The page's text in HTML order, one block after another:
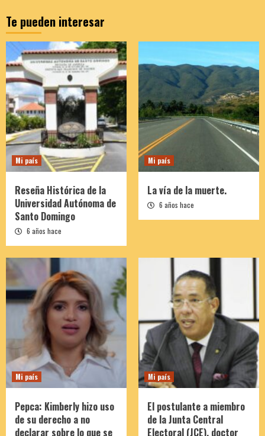
Te pueden interesar
Mi país
Reseña Histórica de la
Universidad Autónoma de
Santo Domingo
6 años hace
Mi país
La vía de la muerte.
6 años hace
Mi país
Pepca: Kimberly hizo uso
de su derecho a no
declarar sobre lo que se
Mi país
El postulante a miembro
de la Junta Central
Electoral (JCE), doctor